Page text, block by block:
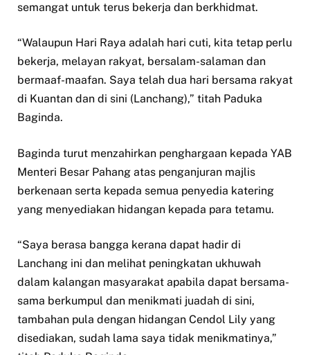
semangat untuk terus bekerja dan berkhidmat.
“Walaupun Hari Raya adalah hari cuti, kita tetap perlu
bekerja, melayan rakyat, bersalam-salaman dan
bermaaf-maafan. Saya telah dua hari bersama rakyat
di Kuantan dan di sini (Lanchang),” titah Paduka
Baginda.
Baginda turut menzahirkan penghargaan kepada YAB
Menteri Besar Pahang atas penganjuran majlis
berkenaan serta kepada semua penyedia katering
yang menyediakan hidangan kepada para tetamu.
“Saya berasa bangga kerana dapat hadir di
Lanchang ini dan melihat peningkatan ukhuwah
dalam kalangan masyarakat apabila dapat bersama-
sama berkumpul dan menikmati juadah di sini,
tambahan pula dengan hidangan Cendol Lily yang
disediakan, sudah lama saya tidak menikmatinya,”